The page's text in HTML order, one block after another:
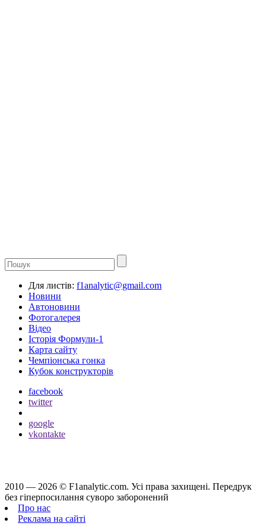
Для листів: f1analytic@gmail.com
Новини
Автоновини
Фотогалерея
Відео
Історія Формули-1
Карта сайту
Чемпіонська гонка
Кубок конструкторів
facebook
twitter
google
vkontakte
2010 — 2026 © F1analytic.com. Усi права захищенi. Передрук
без гіперпосилання суворо заборонений
Про нас
Реклама на сайті